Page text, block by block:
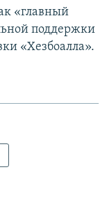
«главный
поддержки
«Хезбоалла».